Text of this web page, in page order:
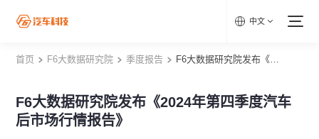
中文
首页 F6大数据研究院 季度报告 F6大数据研究院发布《2024年第四季度汽车后市场行情报告》
F6大数据研究院发布《2024年第四季度汽车
后市场行情报告》